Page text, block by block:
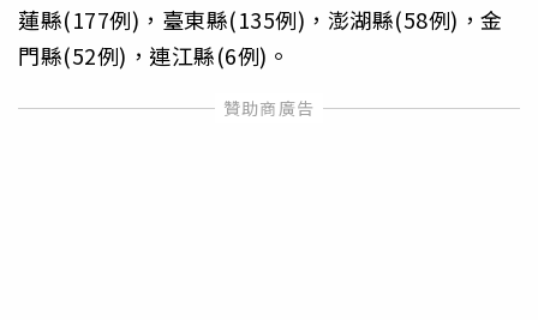
蓮縣(177例)，臺東縣(135例)，澎湖縣(58例)，金
門縣(52例)，連江縣(6例)。